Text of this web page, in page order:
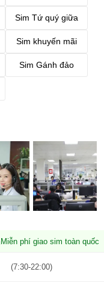
Sim Tứ quý giữa
Sim khuyến mãi
Sim Gánh đảo
Miễn phí giao sim toàn quốc
(7:30-22:00)